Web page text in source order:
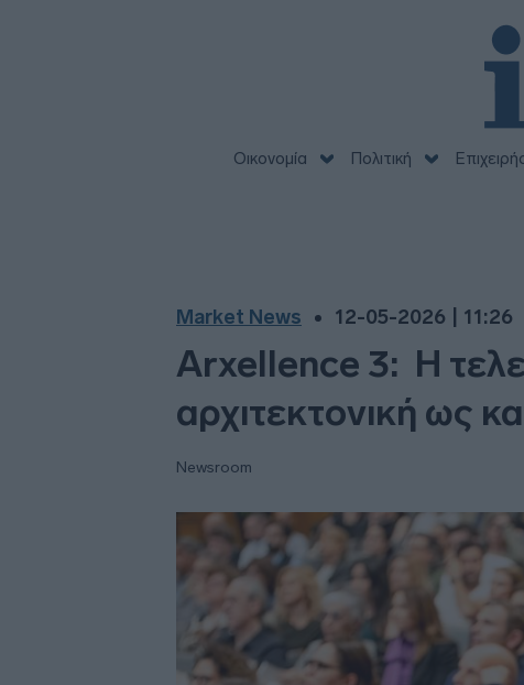
Οικονομία Πολιτική
Market News 12-05-2026 | 11:26
Arxellence 3: Η
αρχιτεκτονική ως
Newsroom